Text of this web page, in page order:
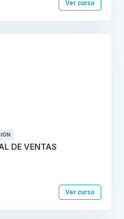
Ver curso
DE VENTAS
Ver curso